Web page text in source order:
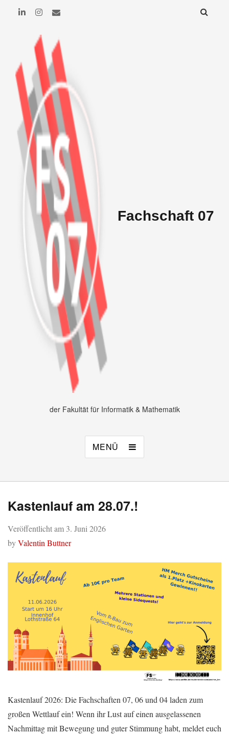
Fachschaft 07
der Fakultät für Informatik & Mathematik
MENÜ
Kastenlauf am 28.07.!
Veröffentlicht am 3. Juni 2026
byValentin Buttner
Kastenlauf 2026: Die Fachschaften 07, 06 und 04 laden zum
großen Wettlauf ein! Wenn ihr Lust auf einen ausgelassenen
Nachmittag mit Bewegung und guter Stimmung habt, meldet euch